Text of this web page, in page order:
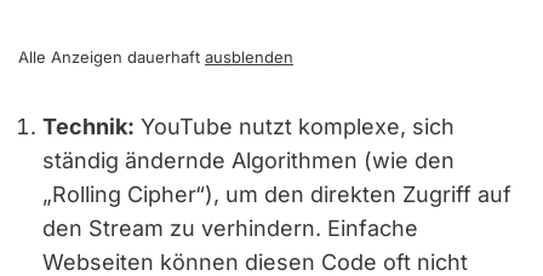
Alle Anzeigen dauerhaft ausblenden
Technik: YouTube nutzt komplexe, sich
ständig ändernde Algorithmen (wie den
„Rolling Cipher“), um den direkten Zugriff auf
den Stream zu verhindern. Einfache
Webseiten können diesen Code oft nicht